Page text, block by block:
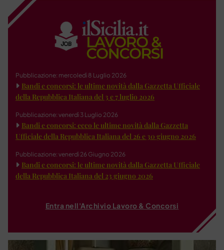
Pubblicazione: mercoledì 8 Luglio 2026
Bandi e concorsi: le ultime novità dalla Gazzetta Ufficiale
della Repubblica Italiana del 3 e 7 luglio 2026
Pubblicazione: venerdì 3 Luglio 2026
Bandi e concorsi: ecco le ultime novità dalla Gazzetta
Ufficiale della Repubblica Italiana del 26 e 30 giugno 2026
Pubblicazione: venerdì 26 Giugno 2026
Bandi e concorsi: le ultime novità dalla Gazzetta Ufficiale
della Repubblica Italiana del 23 giugno 2026
Entra nell'Archivio Lavoro & Concorsi